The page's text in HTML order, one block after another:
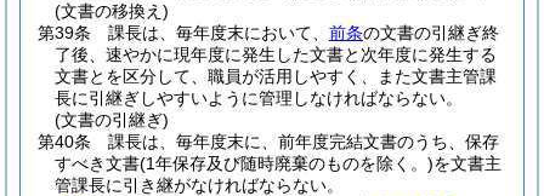
(文書の移換え)
第39条
課長は、毎年度末において、 前条の文書の引継ぎ終
了後、速やかに現年度に発生した文書と次年度に発生する
文書とを区分して、職員が活用しやすく、また文書主管課
長に引継ぎしやすいように管理しなければならない。
(文書の引継ぎ)
第40条
課長は、毎年度末に、前年度完結文書のうち、保存
すべき文書(1年保存及び随時廃棄のものを除く。)を文書主
管課長に引き継がなければならない。